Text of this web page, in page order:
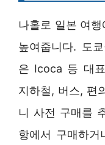
나홀로 일본 여
높여줍니다. 도
은 Icoca 등 대
지하철, 버스, 편
니 사전 구매를
항에서 구매하